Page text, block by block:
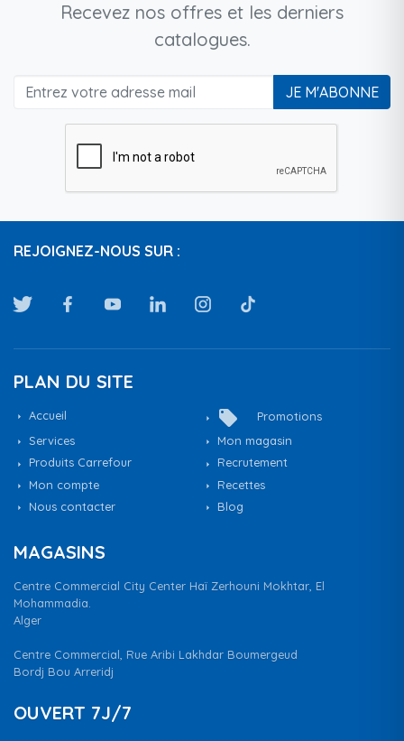
Recevez nos offres et les derniers
catalogues.
JE M'ABONNE
REJOIGNEZ-NOUS SUR :
PLAN DU SITE
Accueil local_offer
Promotions
Services
Mon magasin
Produits Carrefour
Recrutement
Mon compte
Recettes
Nous contacter
Blog
MAGASINS
Centre Commercial City Center Haï Zerhouni Mokhtar, El
Mohammadia.
Alger
Centre Commercial, Rue Aribi Lakhdar Boumergeud
Bordj Bou Arreridj
OUVERT 7J/7